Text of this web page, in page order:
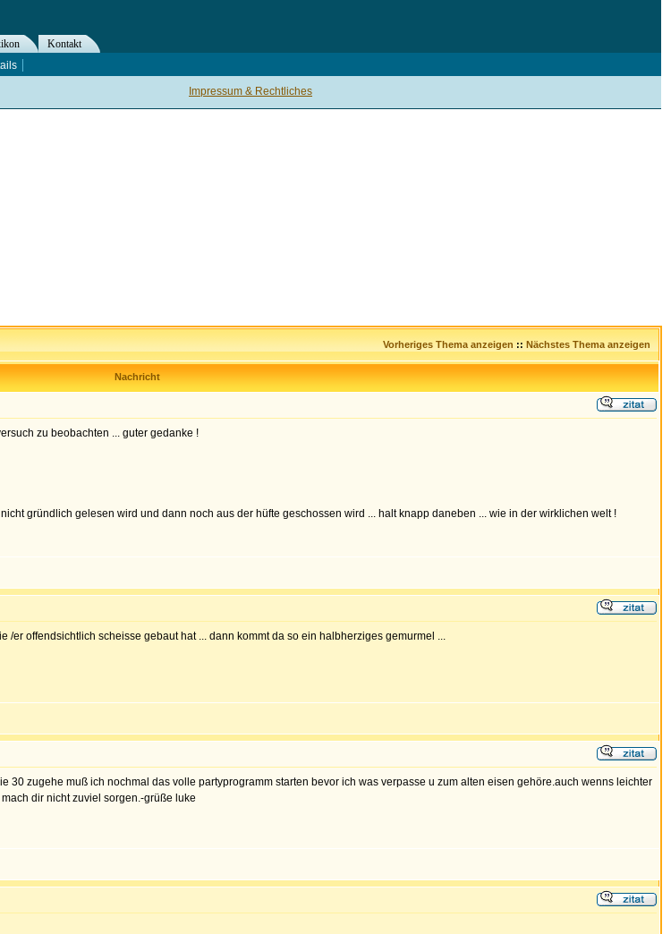
Vorheriges Thema anzeigen :: Nächstes Thema anzeigen
Nachricht
zu beobachten ... guter gedanke !
gründlich gelesen wird und dann noch aus der hüfte geschossen wird ... halt knapp daneben ... wie in der wirklichen welt !
er offendsichtlich scheisse gebaut hat ... dann kommt da so ein halbherziges gemurmel ...
30 zugehe muß ich nochmal das volle partyprogramm starten bevor ich was verpasse u zum alten eisen gehöre.auch wenns leichter
dir nicht zuviel sorgen.-grüße luke
Impressum & Rechtliches
Kontakt